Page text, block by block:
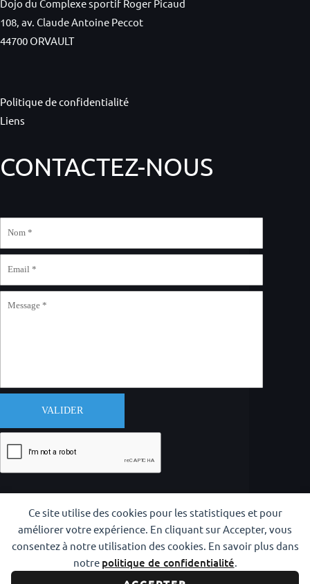
Ce site utilise des cookies pour les statistiques et pour
améliorer votre expérience. En cliquant sur Accepter, vous
consentez à notre utilisation des cookies. En savoir plus dans
notre politique de confidentialité.
Dojo du Complexe sportif Roger Picaud
108, av. Claude Antoine Peccot
44700 ORVAULT
Politique de confidentialité
Liens
CONTACTEZ-NOUS
VALIDER
Copyright © 2026 CODAM Iaido